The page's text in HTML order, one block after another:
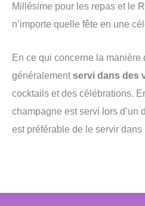
Millésime pour les repas et le
n’importe quelle fête en une
En ce qui concerne la manière
généralementservi dans des
cocktails et des célébrations.
champagne est servi lors d’un
est préférable de le servir dans